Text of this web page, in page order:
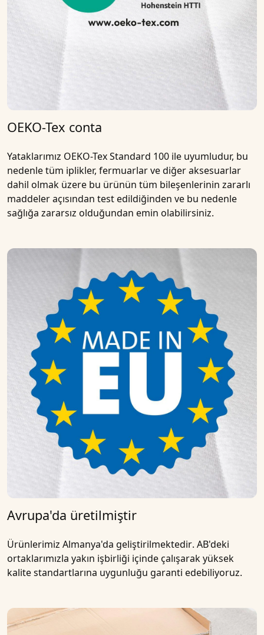
OEKO-Tex conta
Yataklarımız OEKO-Tex Standard 100 ile uyumludur, bu
nedenle tüm iplikler, fermuarlar ve diğer aksesuarlar
dahil olmak üzere bu ürünün tüm bileşenlerinin zararlı
maddeler açısından test edildiğinden ve bu nedenle
sağlığa zararsız olduğundan emin olabilirsiniz.
Avrupa'da üretilmiştir
Ürünlerimiz Almanya'da geliştirilmektedir. AB'deki
ortaklarımızla yakın işbirliği içinde çalışarak yüksek
kalite standartlarına uygunluğu garanti edebiliyoruz.